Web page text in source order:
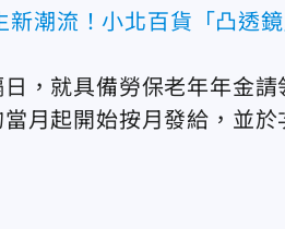
新潮流！小北百貨「凸透
，就具備勞保老年年金
月起開始按月發給，並於